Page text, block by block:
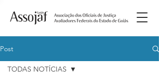
Post
TODAS NOTÍCIAS